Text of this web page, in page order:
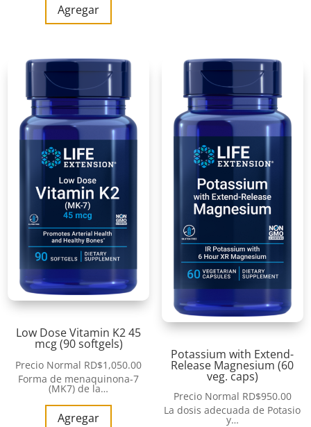
Agregar
Low Dose Vitamin K2 45
mcg (90 softgels)
Precio Normal RD$1,050.00
Forma de menaquinona-7
(MK7) de la…
Agregar
Potassium with Extend-
Release Magnesium (60
veg. caps)
Precio Normal RD$950.00
La dosis adecuada de Potasio
y…